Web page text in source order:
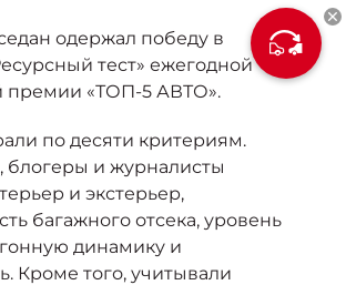
Яркий динамичный седан
от 2 237 000 ₽*
Москвич 3 с ручным
управлением (РУ)
Кроссовер, создающий равные
возможности
от 2 069 000 ₽*
ин
одержал победу в
тест» ежегодной
премии «ТОП-5 АВТО».
по десяти критериям.
блогеры и журналисты
и экстерьер,
багажного отсека, уровень
динамику и
Кроме того, учитывали